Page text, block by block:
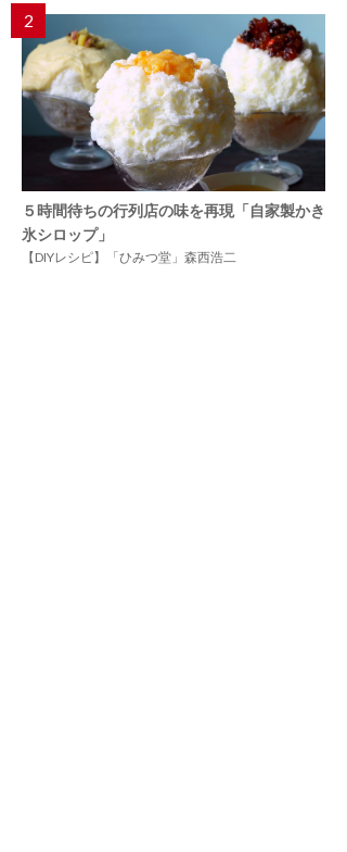
2
５時間待ちの行列店の味を再現「自家製かき
氷シロップ」
【DIYレシピ】「ひみつ堂」森西浩二